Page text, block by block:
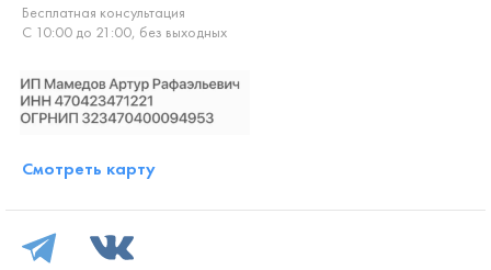
Бесплатная консультация
С 10:00 до 21:00, без выходных
Смотреть карту